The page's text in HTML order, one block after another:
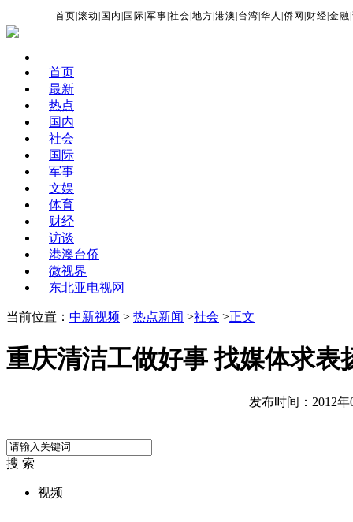
首页 |滚动 国内 国际 |军事 |社会 |地方 |港澳 台湾 |华人 |侨网 财经 |金融 |
首页
最新
热点
国内
社会
国际
军事
文娱
体育
财经
访谈
港澳台侨
微视界
东北亚电视网
当前位置： 中新视频 > 热点新闻 >社会 >正文
重庆清洁工做好事 找媒体求表
发布时间：2012年
搜 索
视频